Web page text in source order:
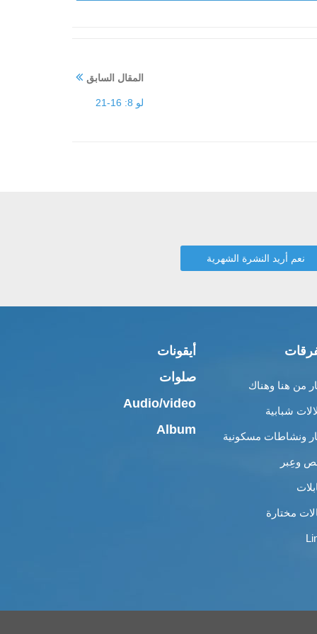
المقال السابق
لو 8: 16-21
من هنا وهناك
شبابية
ونشاطات مسكونية
وعِبر
مختارة
أيقونات
صلوات
Audio/video
Album